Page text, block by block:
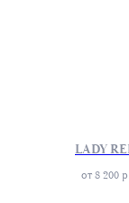
LADY
от 8 200 р.